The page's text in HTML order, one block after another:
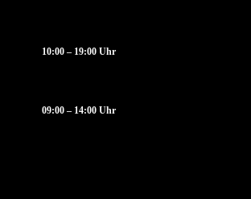
10:00 – 19:00 Uhr
09:00 – 14:00 Uhr